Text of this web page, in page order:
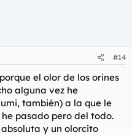
#14
el olor de los orines
alguna vez he
también) a la que le
pasado pero del todo.
y un olorcito